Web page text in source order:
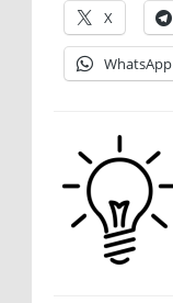
X
WhatsApp